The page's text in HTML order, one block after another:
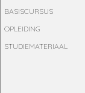
BASISCURSUS
OPLEIDING
STUDIEMATERIAAL